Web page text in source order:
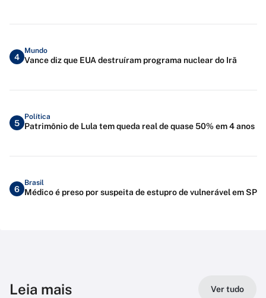
4
Mundo
Vance diz que EUA destruíram programa nuclear do Irã
5
Política
Patrimônio de Lula tem queda real de quase 50% em 4 anos
6
Brasil
Médico é preso por suspeita de estupro de vulnerável em SP
Leia mais Ver tudo